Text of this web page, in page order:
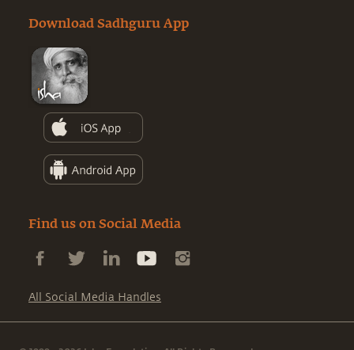
Download Sadhguru App
Find us on Social Media
All Social Media Handles